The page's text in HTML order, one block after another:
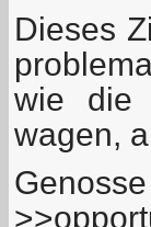
Dieses
wie die
wagen,